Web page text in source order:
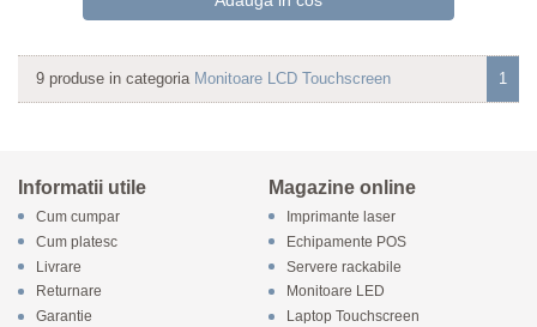
9 produse in categoria Monitoare LCD Touchscreen 1
Informatii utile
Cum cumpar
Cum platesc
Livrare
Returnare
Garantie
Magazine online
Imprimante laser
Echipamente POS
Servere rackabile
Monitoare LED
Laptop Touchscreen